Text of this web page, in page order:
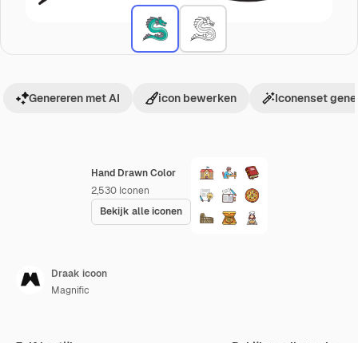
Hand Drawn Color
2,530 Iconen
Bekijk alle iconen
Genereren met AI icon bewerken Iconenset
Draak icoon
Magnific